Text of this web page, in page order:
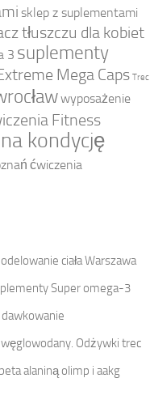
sklep z suplementami
tłuszczu dla kobiet
3 suplementy
Mega Caps Trec
wyposażenie
Fitness
kondycję
ćwiczenia
ciała Warszawa
Super omega-3
Odżywki trec
alaniną olimp i aakg